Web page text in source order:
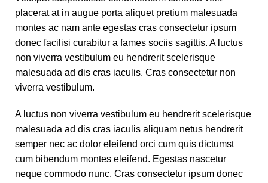
placerat at in augue porta aliquet pretium malesuada
montes ac nam ante egestas cras consectetur ipsum
donec facilisi curabitur a fames sociis sagittis. A luctus
non viverra vestibulum eu hendrerit scelerisque
malesuada ad dis cras iaculis. Cras consectetur non
viverra vestibulum.
A luctus non viverra vestibulum eu hendrerit scelerisque
malesuada ad dis cras iaculis aliquam netus hendrerit
semper nec ac dolor eleifend orci cum quis dictumst
cum bibendum montes eleifend. Egestas nascetur
neque commodo nunc. Cras consectetur ipsum donec